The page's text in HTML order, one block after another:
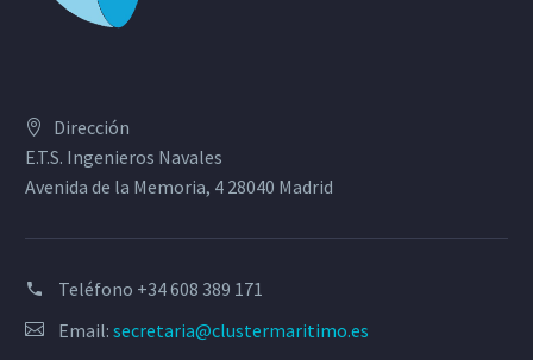
Dirección
E.T.S. Ingenieros Navales
Avenida de la Memoria, 4 28040 Madrid
Teléfono +34 608 389 171
Email: secretaria@clustermaritimo.es